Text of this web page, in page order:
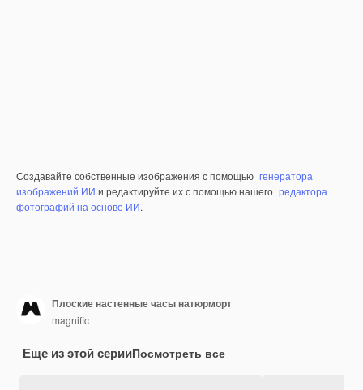
Создавайте собственные изображения с помощью генератора
изображений ИИ и редактируйте их с помощью нашего редактора
фотографий на основе ИИ.
Плоские настенные часы натюрморт
magnific
Еще из этой серииПосмотреть все